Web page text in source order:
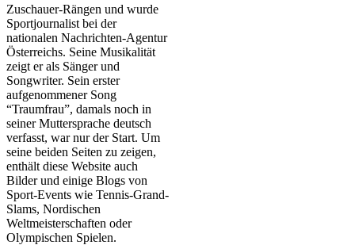
Zuschauer-Rängen und wurde
Sportjournalist bei der
nationalen Nachrichten-Agentur
Österreichs. Seine Musikalität
zeigt er als Sänger und
Songwriter. Sein erster
aufgenommener Song
“Traumfrau”, damals noch in
seiner Muttersprache deutsch
verfasst, war nur der Start. Um
seine beiden Seiten zu zeigen,
enthält diese Website auch
Bilder und einige Blogs von
Sport-Events wie Tennis-Grand-
Slams, Nordischen
Weltmeisterschaften oder
Olympischen Spielen.